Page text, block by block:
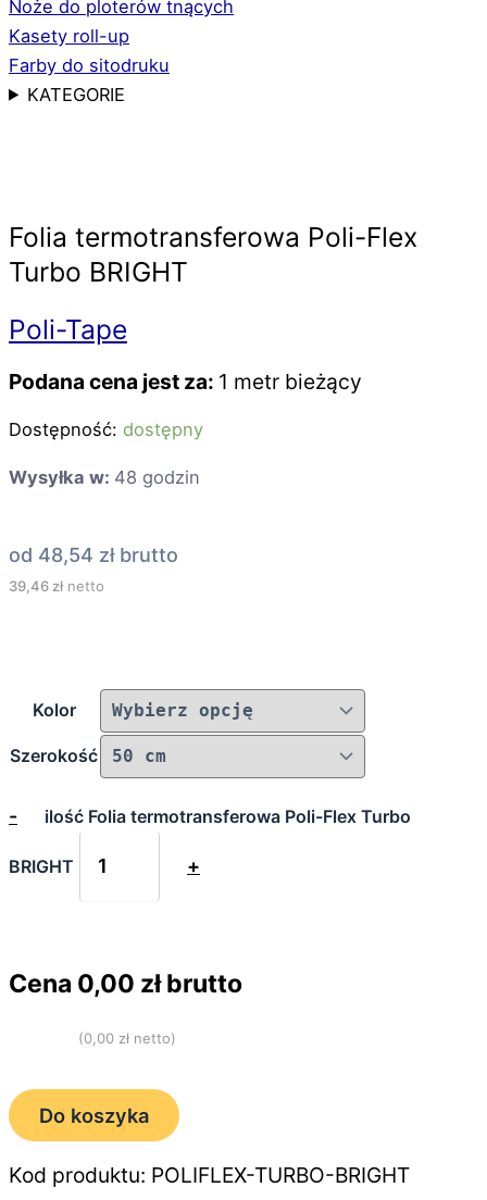
Noże do ploterów tnących
Kasety roll-up
Farby do sitodruku
KATEGORIE
Folia termotransferowa Poli-Flex
Turbo BRIGHT
Poli-Tape
Podana cena jest za: 1 metr bieżący
Dostępność: dostępny
Wysyłka w: 48 godzin
od 48,54 złbrutto
39,46 złnetto
Kolor
Szerokość
- ilość Folia termotransferowa Poli-Flex Turbo
BRIGHT +
Cena 0,00 zł brutto
(0,00 zł netto)
Do koszyka
Kod produktu: POLIFLEX-TURBO-BRIGHT